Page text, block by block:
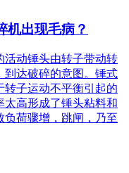
机出现毛病？
活动锤头由转子带动转
到达破碎的意图。锤式
转子运动不平衡引起的
太高形成了锤头粘料和
负荷骤增，跳闸，乃至